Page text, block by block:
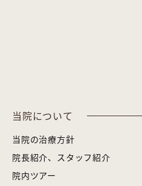
当院について
当院の治療方針
院長紹介、スタッフ紹介
院内ツアー